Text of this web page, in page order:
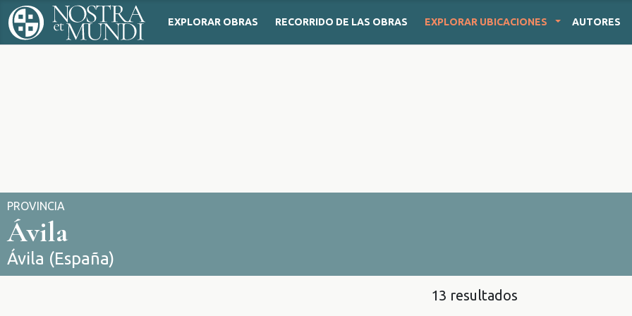
EXPLORAR OBRAS RECORRIDO DE LAS OBRAS EXPLORAR UBICACIONES AUTORES
PROVINCIA
Ávila
Ávila (España)
13 resultados